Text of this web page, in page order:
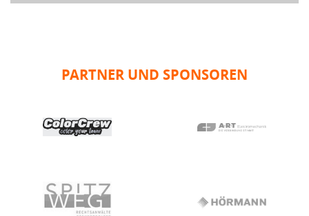
PARTNER UND SPONSOREN